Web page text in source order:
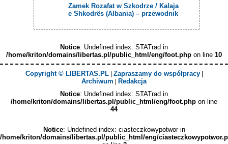
Zamek Rozafat w Szkodrze / Kalaja
e Shkodrës (Albania) – przewodnik
Notice: Undefined index: STATrad in
/home/kriton/domains/libertas.pl/public_html/eng/foot.php on line 10
Copyright © LIBERTAS.PL| Zapraszamy do współpracy|
Archiwum | Redakcja
Notice: Undefined index: STATrad in
/home/kriton/domains/libertas.pl/public_html/eng/foot.php on line
44
Notice: Undefined index: ciasteczkowypotwor in
/home/kriton/domains/libertas.pl/public_html/eng/